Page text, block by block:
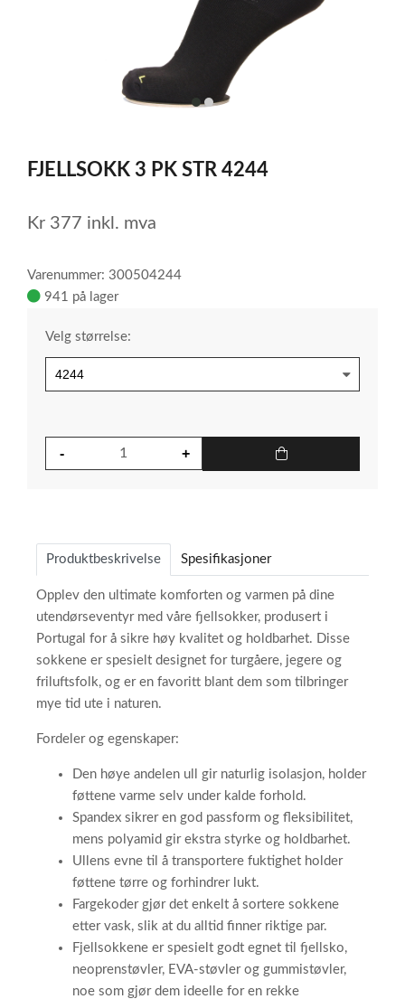
itemitem
of
FJELLSOKK 3 PK STR 4244
Kr 377 inkl. mva
Varenummer: 300504244
941 på lager
Velg størrelse:
Produktbeskrivelse Spesifikasjoner
Opplev den ultimate komforten og varmen på dine
utendørseventyr med våre fjellsokker, produsert i
Portugal for å sikre høy kvalitet og holdbarhet. Disse
sokkene er spesielt designet for turgåere, jegere og
friluftsfolk, og er en favoritt blant dem som tilbringer
mye tid ute i naturen.
Fordeler og egenskaper:
Den høye andelen ull gir naturlig isolasjon, holder
føttene varme selv under kalde forhold.
Spandex sikrer en god passform og fleksibilitet,
mens polyamid gir ekstra styrke og holdbarhet.
Ullens evne til å transportere fuktighet holder
føttene tørre og forhindrer lukt.
Fargekoder gjør det enkelt å sortere sokkene
etter vask, slik at du alltid finner riktige par.
Fjellsokkene er spesielt godt egnet til fjellsko,
neoprenstøvler, EVA-støvler og gummistøvler,
noe som gjør dem ideelle for en rekke